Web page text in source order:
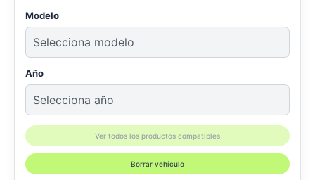
Modelo
Año
Ver todos los productos compatibles
Borrar vehículo